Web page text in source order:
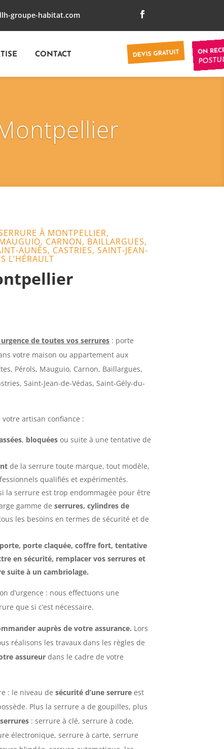
groupe-habitat.com
CONTACT DEVIS GRATUIT ON
À MONTPELLIER,
CARNON, BAILLARGUES,
AUNÈS, CASTRIES, SAINT-JEAN-
L’HÉRAULT
de toutes vos serrures : porte
votre maison ou appartement aux
Pérols, Mauguio, Carnon, Baillargues,
Saint-Jean-de-Védas, Saint-Gély-du-
votre artisan confiance :
, bloquées ou suite à une tentative de
de la serrure toute marque, tout modèle,
qualifiés et expérimentés.
la serrure est trop endommagée pour être
gamme deserrures, cylindres de
les besoins en termes de sécurité et de
porte claquée, coffre fort, tentative
en sécurité, remplacer vos serrures et
suite à un cambriolage.
d’urgence : nous effectuons une
que si c’est nécessaire.
auprès de votre assurance. Lors
réalisons les travaux dans les règles de
assureur dans le cadre de votre
: le niveau desécurité d’une serrure est
Plus la serrure a de goupilles, plus
: serrure à clé, serrure à code,
électronique, serrure à carte, serrure